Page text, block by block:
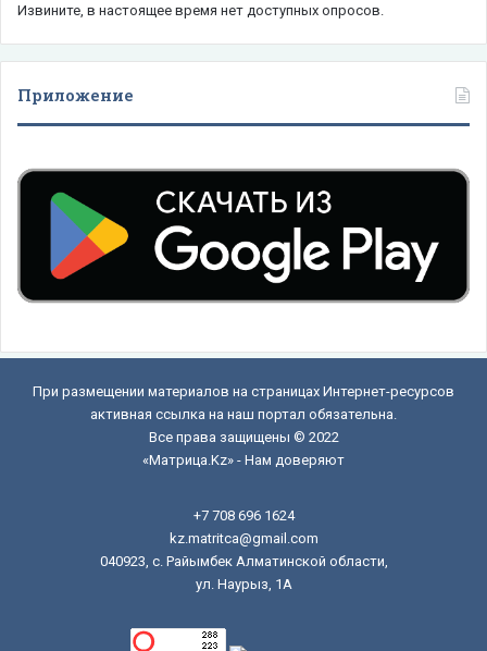
Извините, в настоящее время нет доступных опросов.
Приложение
При размещении материалов на страницах Интернет-ресурсов
активная ссылка на наш портал обязательна.
Все права защищены © 2022
«Матрица.Kz» - Нам доверяют
+7 708 696 1624
kz.matritca@gmail.com
040923, с. Райымбек Алматинской области,
ул. Наурыз, 1А